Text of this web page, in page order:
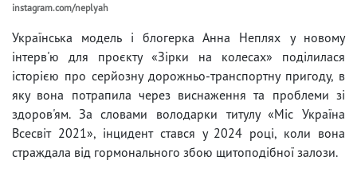
instagram.com/neplyah
Українська модель і блогерка Анна Неплях у новому
інтерв'ю для проєкту «Зірки на колесах» поділилася
історією про серйозну дорожньо-транспортну пригоду, в
яку вона потрапила через виснаження та проблеми зі
здоров'ям. За словами володарки титулу «Міс Україна
Всесвіт 2021», інцидент стався у 2024 році, коли вона
страждала від гормонального збою щитоподібної залози.